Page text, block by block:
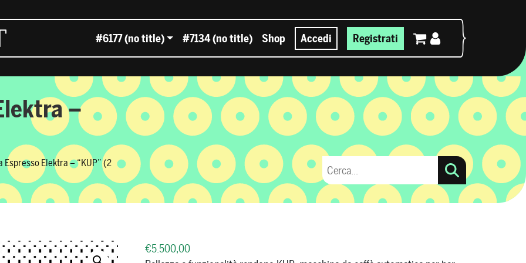
#6177 (no title) #7134 (no title) Shop Accedi Registrati
–
Espresso Elektra – “KUP” (2
€5.500,00